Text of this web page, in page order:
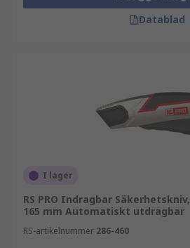
Datablad
I lager
RS PRO Indragbar
165 mm Automatiskt utdragbar
RS-artikelnummer 286-460